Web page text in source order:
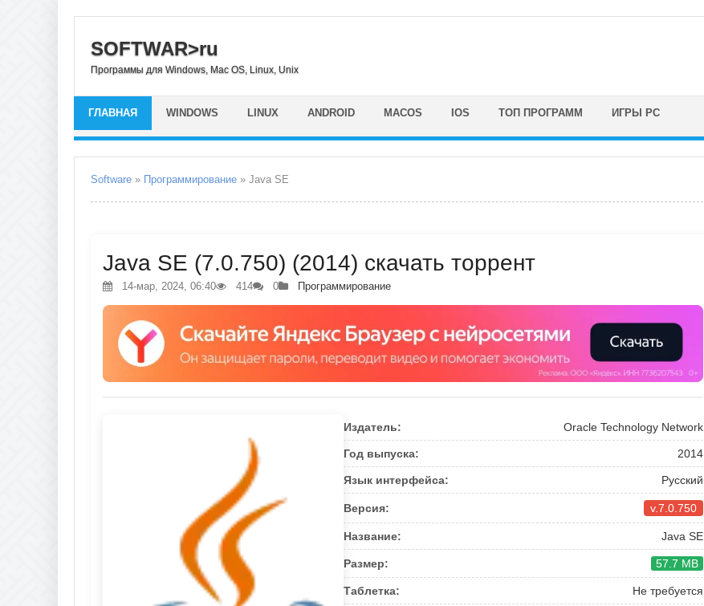
SOFTWAR>ru
Программы для Windows, Mac OS, Linux, Unix
ГЛАВНАЯ WINDOWS LINUX ANDROID MACOS IOS ТОП ПРОГРАММ ИГРЫ PC
Software » Программирование » Java SE
Java SE (7.0.750) (2014) скачать торрент
14-мар, 2024, 06:40 414 0 Программирование
Издатель: Oracle Technology Network
Год выпуска: 2014
Язык интерфейса: Русский
Версия: v.7.0.750
Название: Java SE
Размер: 57.7 MB
Таблетка: Не требуется